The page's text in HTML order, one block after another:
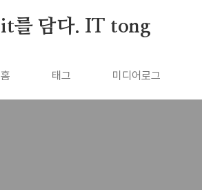
it를 담다. IT tong
홈 태그 미디어로그